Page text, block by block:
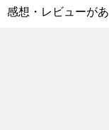
感想・レビューが